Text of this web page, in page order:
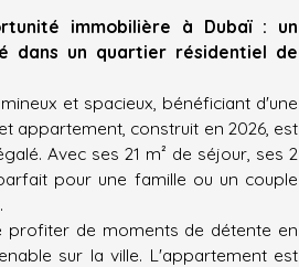
immobilière à Dubaï : un
dans un quartier résidentiel de
et spacieux, bénéficiant d'une
appartement, construit en 2026, est
Avec ses 21 m² de séjour, ses 2
pour une famille ou un couple
profiter de moments de détente en
sur la ville. L'appartement est